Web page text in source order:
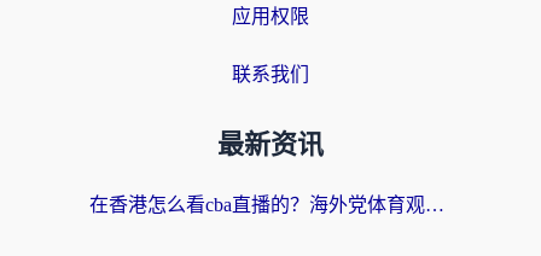
应用权限
联系我们
最新资讯
在香港怎么看cba直播的？海外党体育观赛终极指南：告别版权限制，畅享中文解说